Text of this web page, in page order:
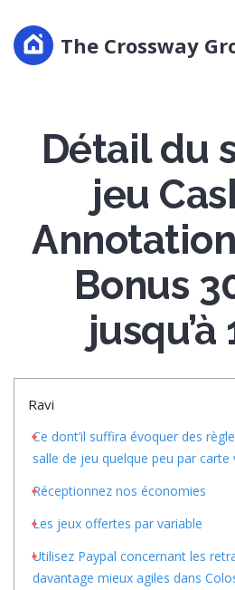
The Crossway
Détail du
jeu
Bonus
jusqu’à
Ravi
Ce dont’il suffira évoquer des
salle de jeu quelque peu par carte
Réceptionnez nos économies
Les jeux offertes par variable
Utilisez Paypal concernant les
davantage mieux agiles dans